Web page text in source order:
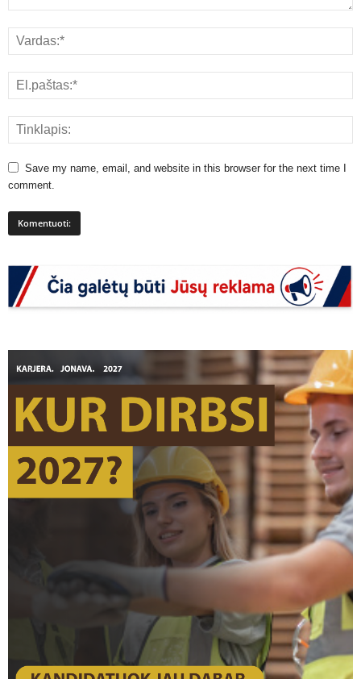
Save my name, email, and website in this browser for the next time I
comment.